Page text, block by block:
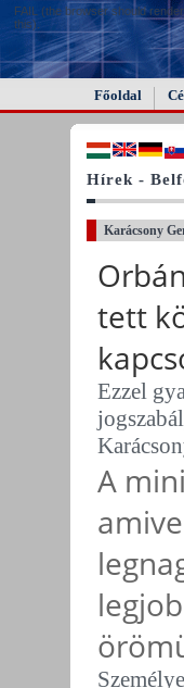
FAIL (the browser should
this).
Főoldal
Hírek -
Karácsony
tett
Ezzel
A